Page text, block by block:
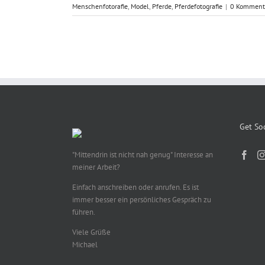
Menschenfotorafie, Model, Pferde, Pferdefotografie | 0
"Mittendrin ist nicht nah genug" Interesse an
meiner Arbeit?
Einfach anschreiben oder anrufen. Es ist
immer besser ein persönliches Gespräch zu
führen.
Viele Grüße
Michael
Get